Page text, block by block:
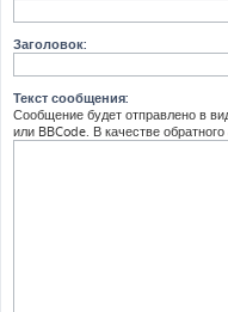
Заголовок:
Текст сообщения:
Сообщение будет отправлено в
или BBCode. В качестве